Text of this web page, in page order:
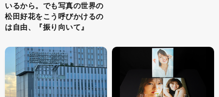
いるから。でも写真の世界の
松田好花をこう呼びかけるの
は自由、『振り向いて』